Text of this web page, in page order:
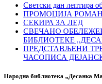
Светски дан лептира
ПРОМОЦИЈА
СЕКИРА ЗА ЛЕД
СВЕЧАНО
БИБЛИОТЕКЕ
ПРЕДСТАВЉЕНИ
ЧАСОПИСА
Народна библиотека „Десанка